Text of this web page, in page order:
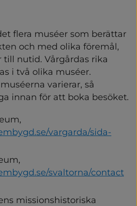
flera muséer som berättar
och med olika föremål,
till nutid. Vårgårdas rika
i två olika muséer.
varierar, så
innan för att boka besöket.
vargarda/sida-
till annan webbplats.
svaltorna/contact
webbplats.
missionshistoriska